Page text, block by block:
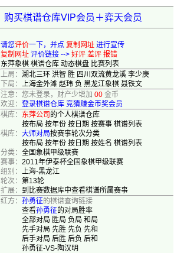
购买棋谱仓库VIP会员＋弈天会员
请您评价一下，并点 复制网址 进行宣传
复制网址 评价链接 --> 好评 差评 报错
东萍象棋 棋谱仓库 动态棋盘 比赛列表
上局： 湖北三环 洪智 胜 四川双流黄龙溪 李少庚
下局： 上海金外滩 赵玮 负 黑龙江象棋 聂铁文
注意：您未登录，财产少增加 00 金币
欢迎： 登录棋谱仓库 竞猜赚金币奖会员
棋库： 东萍公司 的个人棋谱仓库
按布局 按年份 按日期 按赛事 棋谱列表
棋库： 大师对局按赛事轮次分类
按布局 按年份 按日期 按姓名 棋谱列表
分类： 全国象棋甲级联赛
赛事： 2011年伊泰杯全国象棋甲级联赛
组别： 上海-黑龙江
轮次： 第13轮
扩展： 到比赛数据库中查看棋谱所属赛事
红方： 孙勇征 的棋谱查询链接
查看孙勇征的对局胜率
全部对局 胜局 负局 和局
先手对局 先胜 先负 先和
后手对局 后胜 后负 后和
孙勇征-VS-陶汉明